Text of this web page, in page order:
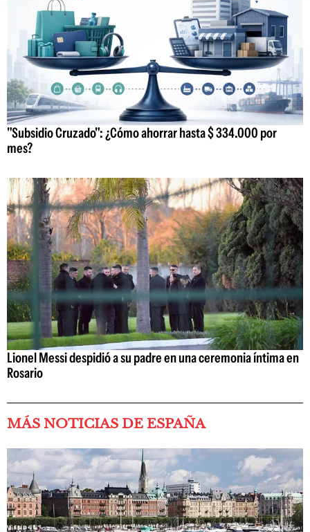
"Subsidio Cruzado": ¿Cómo ahorrar hasta $ 334.000 por
mes?
Lionel Messi despidió a su padre en una ceremonia íntima en
Rosario
MÁS NOTICIAS DE ESPAÑA